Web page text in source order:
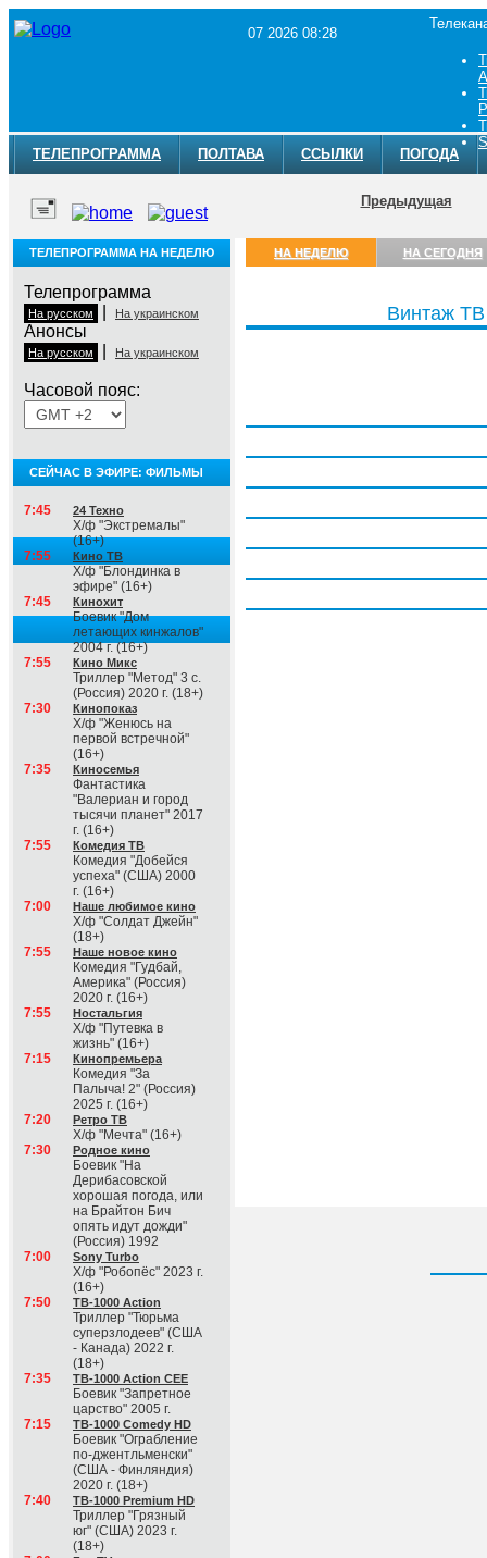
07 2026 08:28
ТЕЛЕПРОГРАММА ПОЛТАВА ССЫЛКИ ПОГОДА
Предыдущая
ТЕЛЕПРОГРАММА НА НЕДЕЛЮ
Телепрограмма
На русском На украинском
Анонсы
На русском На украинском
Часовой пояс:
СЕЙЧАС В ЭФИРЕ: ФИЛЬМЫ
7:45 24 Техно
Х/ф "Экстремалы"
(16+)
7:55
Кино ТВ
Х/ф "Блондинка в
эфире" (16+)
7:45
Кинохит
Боевик "Дом
летающих кинжалов"
2004 г. (16+)
7:55
Кино Микс
Триллер "Метод" 3 с.
(Россия) 2020 г. (18+)
7:30
Кинопоказ
Х/ф "Женюсь на
первой встречной"
(16+)
7:35
Киносемья
Фантастика
"Валериан и город
тысячи планет" 2017
г. (16+)
7:55
Комедия ТВ
Комедия "Добейся
успеха" (США) 2000
г. (16+)
7:00
Наше любимое кино
Х/ф "Солдат Джейн"
(18+)
7:55
Наше новое кино
Комедия "Гудбай,
Америка" (Россия)
2020 г. (16+)
7:55
Ностальгия
Х/ф "Путевка в
жизнь" (16+)
7:15
Кинопремьера
Комедия "За
Палыча! 2" (Россия)
2025 г. (16+)
7:20
Ретро ТВ
Х/ф "Мечта" (16+)
7:30
Родное кино
Боевик "На
Дерибасовской
хорошая погода, или
на Брайтон Бич
опять идут дожди"
(Россия) 1992
7:00
Sony Turbo
Х/ф "Робопёс" 2023 г.
(16+)
7:50
ТВ-1000 Action
Триллер "Тюрьма
суперзлодеев" (США
- Канада) 2022 г.
(18+)
7:35
ТВ-1000 Action CEE
Боевик "Запретное
царство" 2005 г.
7:15
ТВ-1000 Comedy HD
Боевик "Ограбление
по-джентльменски"
(США - Финляндия)
2020 г. (18+)
7:40
ТВ-1000 Premium HD
Триллер "Грязный
юг" (США) 2023 г.
(18+)
НА НЕДЕЛЮ НА СЕГОДНЯ
Винтаж ТВ